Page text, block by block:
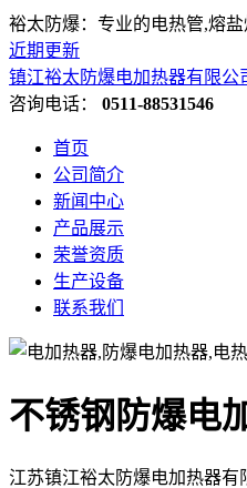
裕太防爆：专业的电热管,熔
近期更新
镇江裕太防爆电加热器有限公
咨询电话： 0511-88531546
首页
公司简介
新闻中心
产品展示
荣誉资质
生产设备
联系我们
不锈钢防爆电
江苏镇江裕太防爆电加热器有